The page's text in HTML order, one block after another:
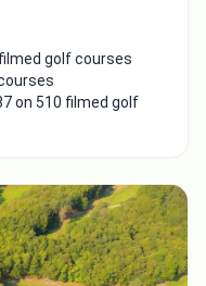
golf courses
on 510 filmed golf